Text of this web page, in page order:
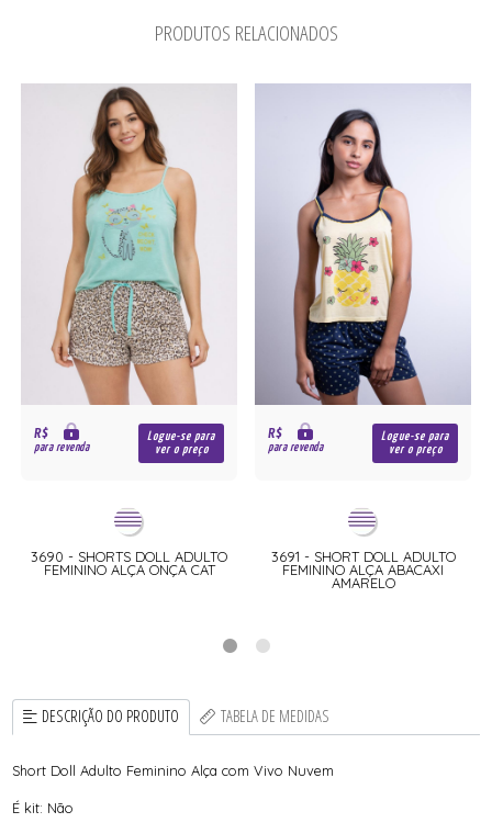
PRODUTOS RELACIONADOS
R$
para revenda
Logue-se para
ver o preço
3690 - SHORTS DOLL ADULTO
FEMININO ALÇA ONÇA CAT
R$
para revenda
Logue-se para
ver o preço
3691 - SHORT DOLL ADULTO
FEMININO ALÇA ABACAXI
AMARELO
DESCRIÇÃO DO PRODUTO TABELA DE MEDIDAS
Short Doll Adulto Feminino Alça com Vivo Nuvem
É kit: Não